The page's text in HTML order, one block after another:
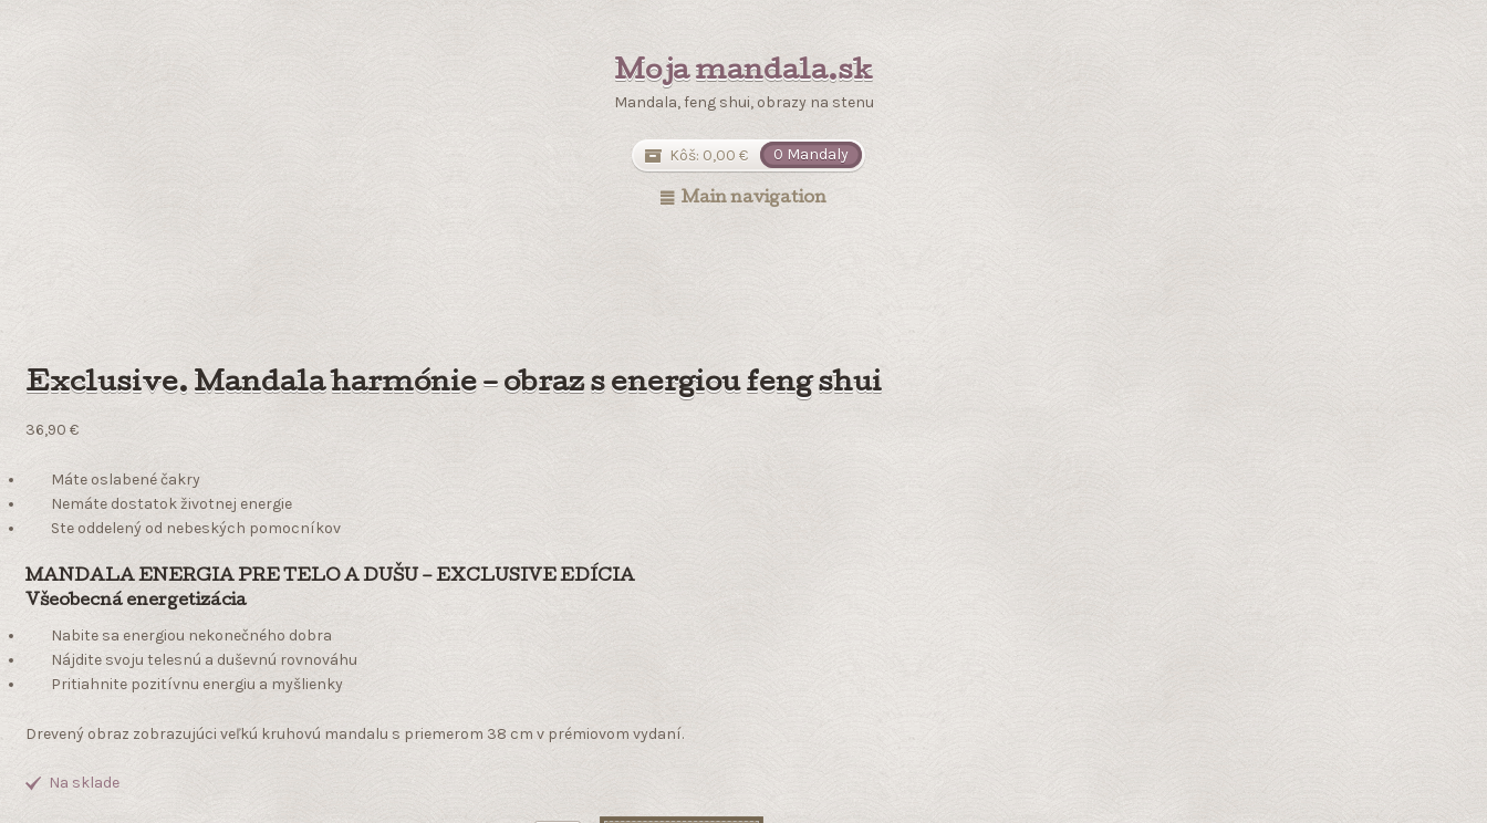
Moja mandala.sk
Mandala, feng shui, obrazy na stenu
Kôš: 0,00€ 0 Mandaly
Main navigation
Exclusive. Mandala harmónie – obraz s energiou feng shui
36,90 €
Máte oslabené čakry
Nemáte dostatok životnej energie
Ste oddelený od nebeských pomocníkov
MANDALA ENERGIA PRE TELO A DUŠU – EXCLUSIVE EDÍCIA
Všeobecná energetizácia
Nabite sa energiou nekonečného dobra
Nájdite svoju telesnú a duševnú rovnováhu
Pritiahnite pozitívnu energiu a myšlienky
Drevený obraz zobrazujúci veľkú kruhovú mandalu s priemerom 38 cm v prémiovom vydaní.
Na sklade